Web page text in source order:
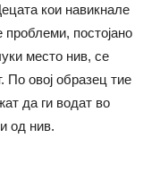
кои навикнале
проблеми, постојано
место нив, се
По овој образец тие
да ги водат во
од нив.